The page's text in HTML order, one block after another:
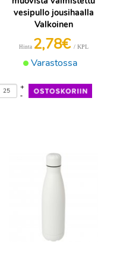
vesipullo jousihaalla
Valkoinen
Varastossa
Hinta 2,78€ / KPL
-
+